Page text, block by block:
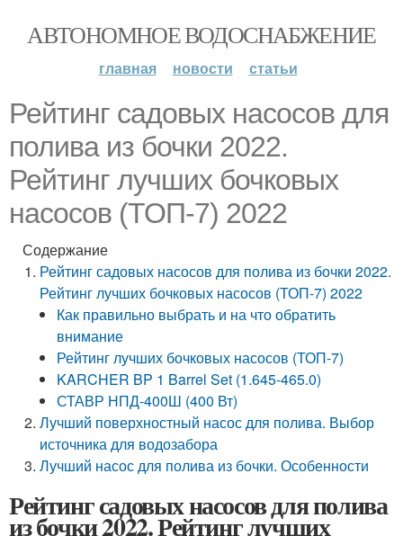
АВТОНОМНОЕ ВОДОСНАБЖЕНИЕ
главная новости статьи
Рейтинг садовых насосов для
полива из бочки 2022.
Рейтинг лучших бочковых
насосов (ТОП-7) 2022
Содержание
Рейтинг садовых насосов для полива из бочки 2022.
Рейтинг лучших бочковых насосов (ТОП-7) 2022
Как правильно выбрать и на что обратить
внимание
Рейтинг лучших бочковых насосов (ТОП-7)
KARCHER BP 1 Barrel Set (1.645-465.0)
СТАВР НПД-400Ш (400 Вт)
Лучший поверхностный насос для полива. Выбор
источника для водозабора
Лучший насос для полива из бочки. Особенности
Рейтинг садовых насосов для полива
из бочки 2022. Рейтинг лучших